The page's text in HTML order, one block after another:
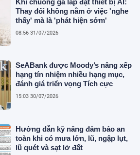
Thay đổi không nằm ở việc 'nghe
thấy' mà là 'phát hiện sớm'
08:56 31/07/2026
SeABank được Moody’s nâng xếp
hạng tín nhiệm nhiều hạng mục,
đánh giá triển vọng Tích cực
15:03 30/07/2026
Hướng dẫn kỹ năng đảm bảo an
toàn khi có mưa lớn, lũ, ngập lụt,
lũ quét và sạt lở đất